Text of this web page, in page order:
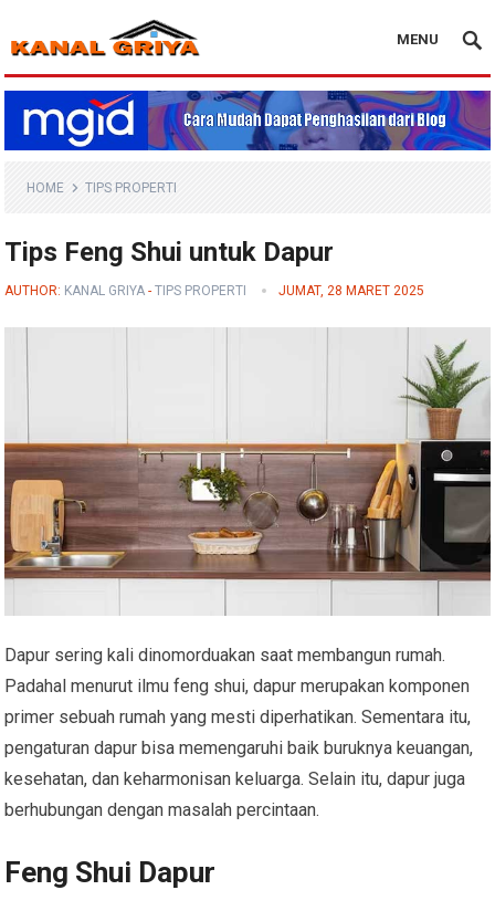
Blog Kanal Griya
MENU
HOME TIPS PROPERTI
Tips Feng Shui untuk Dapur
AUTHOR: KANAL GRIYA -TIPS PROPERTI JUMAT, 28 MARET 2025
Dapur sering kali dinomorduakan saat membangun rumah.
Padahal menurut ilmu feng shui, dapur merupakan komponen
primer sebuah rumah yang mesti diperhatikan. Sementara itu,
pengaturan dapur bisa memengaruhi baik buruknya keuangan,
kesehatan, dan keharmonisan keluarga. Selain itu, dapur juga
berhubungan dengan masalah percintaan.
Feng Shui Dapur